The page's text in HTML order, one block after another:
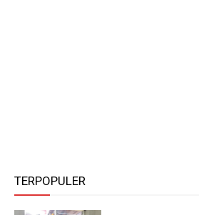
TERPOPULER